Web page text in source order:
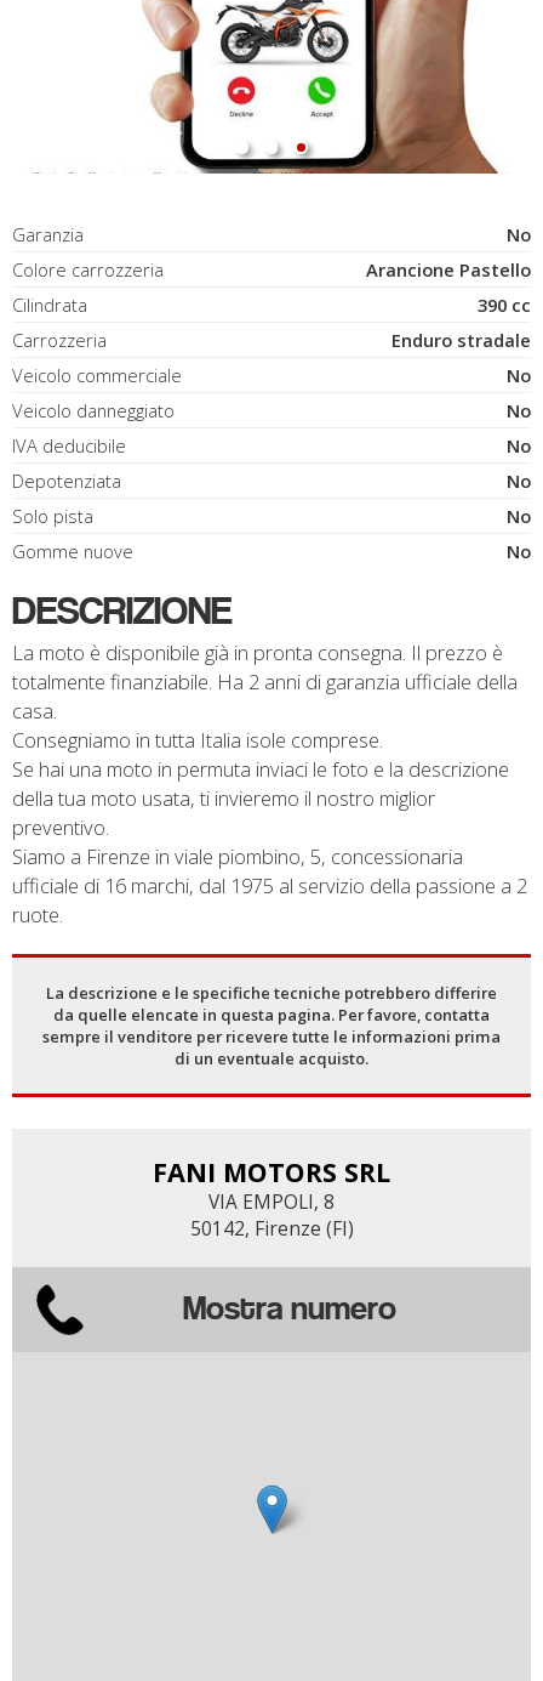
Garanzia
No
Colore carrozzeria
Arancione Pastello
Cilindrata
390 cc
Carrozzeria
Enduro stradale
Veicolo commerciale
No
Veicolo danneggiato
No
IVA deducibile
No
Depotenziata
No
Solo pista
No
Gomme nuove
No
DESCRIZIONE
La moto è disponibile già in pronta consegna. Il prezzo è
totalmente finanziabile. Ha 2 anni di garanzia ufficiale della
casa.
Consegniamo in tutta Italia isole comprese.
Se hai una moto in permuta inviaci le foto e la descrizione
della tua moto usata, ti invieremo il nostro miglior
preventivo.
Siamo a Firenze in viale piombino, 5, concessionaria
ufficiale di 16 marchi, dal 1975 al servizio della passione a 2
ruote.
La descrizione e le specifiche tecniche potrebbero differire
da quelle elencate in questa pagina. Per favore, contatta
sempre il venditore per ricevere tutte le informazioni prima
di un eventuale acquisto.
FANI MOTORS SRL
VIA EMPOLI, 8
50142, Firenze (FI)
Mostra numero